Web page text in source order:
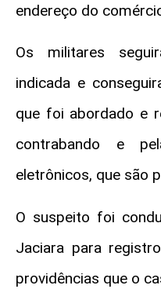
endereço do
Os militares
indicada e
que foi abordado e
contrabando e
eletrônicos, que são
O suspeito foi
Jaciara para
providências que o